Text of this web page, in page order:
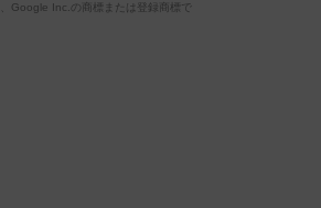
Google Inc.の商標または登録商標で